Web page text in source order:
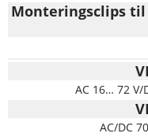
Monteringsclips til
AC 16… 72 V/
AC/DC